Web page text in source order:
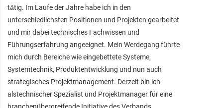
tätig. Im Laufe der Jahre habe ich in den
unterschiedlichsten Positionen und Projekten gearbeitet
und mir dabei technisches Fachwissen und
Führungserfahrung angeeignet. Mein Werdegang führte
mich durch Bereiche wie eingebettete Systeme,
Systemtechnik, Produktentwicklung und nun auch
strategisches Projektmanagement. Derzeit bin ich
alstechnischer Spezialist und Projektmanager für eine